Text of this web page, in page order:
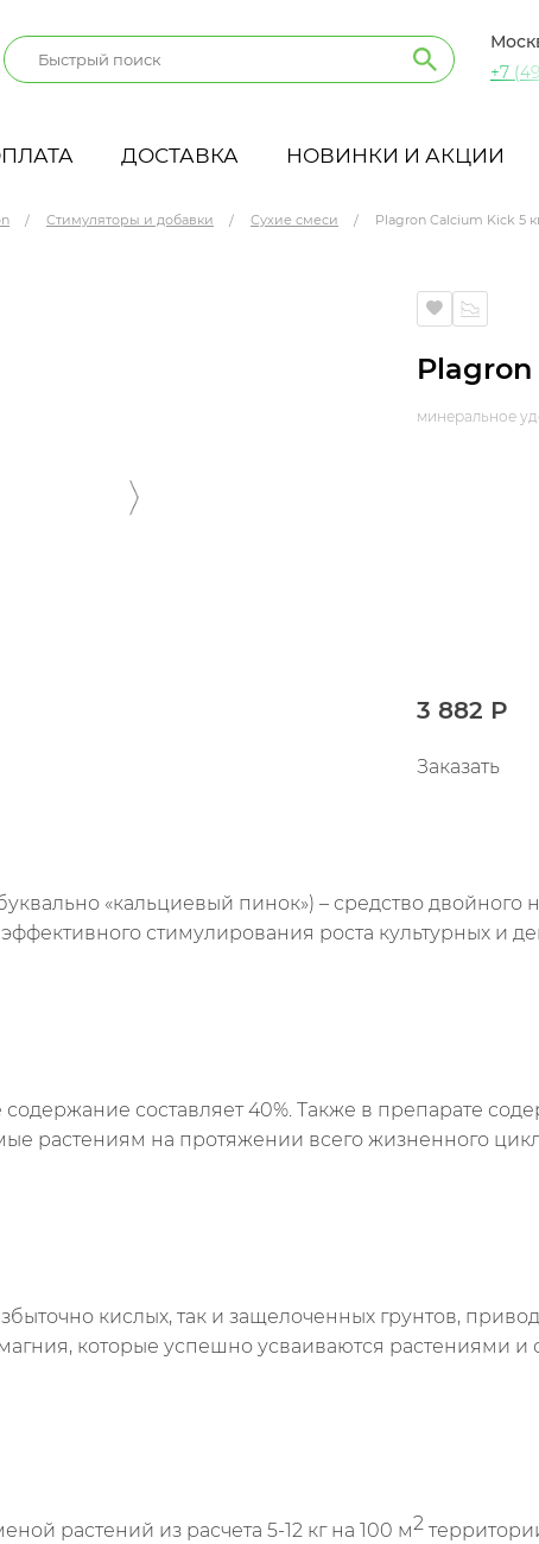
+7
ДОСТАВКА НОВИНКИ И АКЦИИ
Стимуляторы и добавки Сухие смеси Plagron Calcium Kick 5
Plagron
минеральное
3 882 Р
Заказать
«кальциевый пинок») – средство
стимулирования роста культурных и
содержание составляет 40%. Также в препарате
растениям на протяжении всего жизненного
кислых, так и защелоченных грунтов,
которые успешно усваиваются растениями и
растений из расчета 5-12 кг на 100 м2